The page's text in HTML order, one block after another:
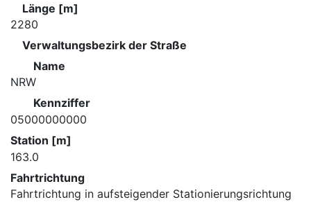
Länge [m]
2280
Verwaltungsbezirk der Straße
Name
NRW
Kennziffer
05000000000
Station [m]
163.0
Fahrtrichtung
Fahrtrichtung in aufsteigender Stationierungsrichtung